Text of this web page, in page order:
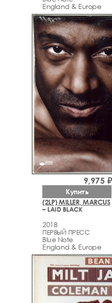
England & Europe
(2LP) MILLER, MARCUS
– LAID BLACK
2018
ПЕРВЫЙ ПРЕСС
Blue Note
England & Europe
9,975 ₽
Купить